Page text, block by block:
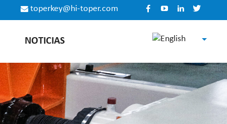
toperkey@hi-toper.com
NOTICIAS
Español
Русский